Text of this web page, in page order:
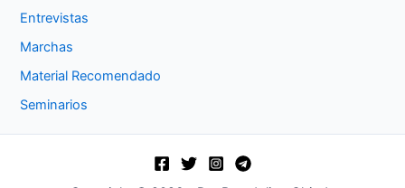
Entrevistas
Marchas
Material Recomendado
Seminarios